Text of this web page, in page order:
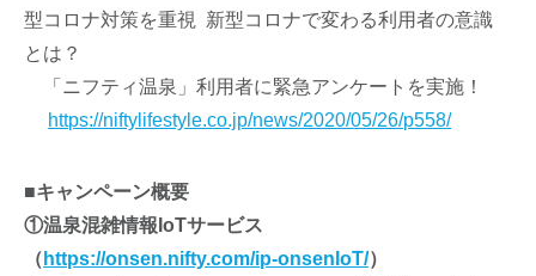
型コロナ対策を重視 新型コロナで変わる利用者の意識
とは？
「ニフティ温泉」利用者に緊急アンケートを実施！
https://niftylifestyle.co.jp/news/2020/05/26/p558/
■キャンペーン概要
①温泉混雑情報IoTサービス
（ https://onsen.nifty.com/ip-onsenIoT/）